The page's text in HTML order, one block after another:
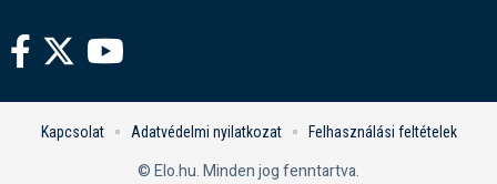
© Elo.hu. Minden jog fenntartva.
Kapcsolat Adatvédelmi nyilatkozat Felhasználási feltételek